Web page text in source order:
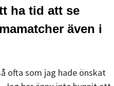
ha tid att se
även i
ofta som jag hade önskat